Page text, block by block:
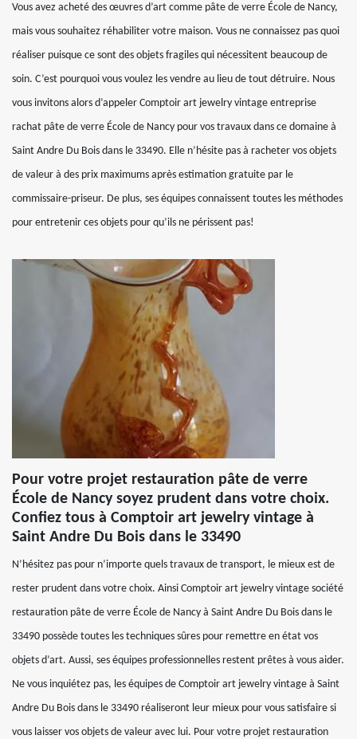
Vous avez acheté des œuvres d’art comme pâte de verre École de Nancy,
mais vous souhaitez réhabiliter votre maison. Vous ne connaissez pas quoi
réaliser puisque ce sont des objets fragiles qui nécessitent beaucoup de
soin. C’est pourquoi vous voulez les vendre au lieu de tout détruire. Nous
vous invitons alors d’appeler Comptoir art jewelry vintage entreprise
rachat pâte de verre École de Nancy pour vos travaux dans ce domaine à
Saint Andre Du Bois dans le 33490. Elle n’hésite pas à racheter vos objets
de valeur à des prix maximums après estimation gratuite par le
commissaire-priseur. De plus, ses équipes connaissent toutes les méthodes
pour entretenir ces objets pour qu’ils ne périssent pas!
Pour votre projet restauration pâte de verre
École de Nancy soyez prudent dans votre choix.
Confiez tous à Comptoir art jewelry vintage à
Saint Andre Du Bois dans le 33490
N’hésitez pas pour n’importe quels travaux de transport, le mieux est de
rester prudent dans votre choix. Ainsi Comptoir art jewelry vintage société
restauration pâte de verre École de Nancy à Saint Andre Du Bois dans le
33490 possède toutes les techniques sûres pour remettre en état vos
objets d’art. Aussi, ses équipes professionnelles restent prêtes à vous aider.
Ne vous inquiétez pas, les équipes de Comptoir art jewelry vintage à Saint
Andre Du Bois dans le 33490 réaliseront leur mieux pour vous satisfaire si
vous laisser vos objets de valeur avec lui. Pour votre projet restauration